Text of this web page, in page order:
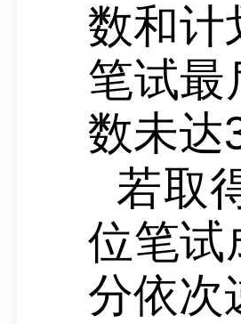
数和计
笔试最
数未达
若取
位笔试
分依次